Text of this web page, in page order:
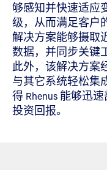
够感知并快速适应
级，从而满足客户
解决方案能够摄取
数据，并同步关键
此外，该解决方案
与其它系统轻松集
得 Rhenus 能够迅
投资回报。